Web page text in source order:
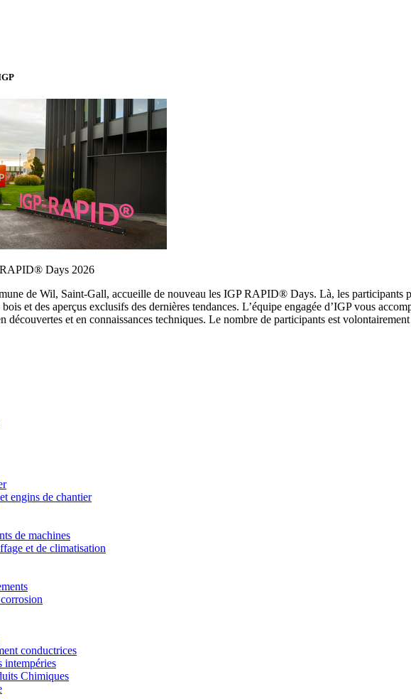
Days 2026
de Wil, Saint-Gall, accueille de nouveau les IGP RAPID® Days. Là, les participants
et des aperçus exclusifs des dernières tendances. L’équipe engagée d’IGP vous
découvertes et en connaissances techniques. Le nombre de participants est
engins de chantier
de machines
et de climatisation
conductrices
intempéries
Chimiques